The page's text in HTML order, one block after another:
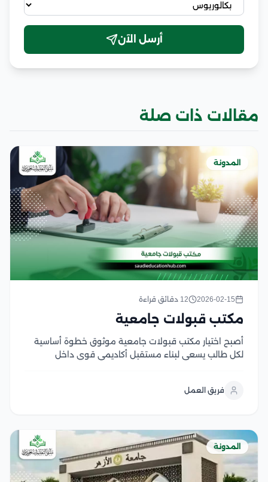
أرسل الآن
مقالات ذات صلة
المدونة
2026-02-15 12 دقائق قراءة
مكتب قبولات جامعية
أصبح اختيار مكتب قبولات جامعية موثوق خطوة أساسية
لكل طالب يسعى لبناء مستقبل أكاديمي قوي داخل
منصات التسجيل الإلكترونية، ولذلك بدلًا من إضاعة الوقت
فريق العمل
المدونة